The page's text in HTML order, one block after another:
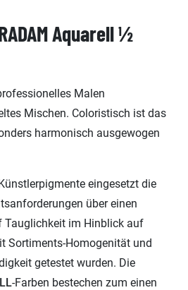
Aquarell ½
Malen
Mischen. Coloristisch ist das
harmonisch ausgewogen
eingesetzt die
über einen
Tauglichkeit im Hinblick auf
Sortiments-Homogenität und
getestet wurden. Die
-Farben bestechen zum einen